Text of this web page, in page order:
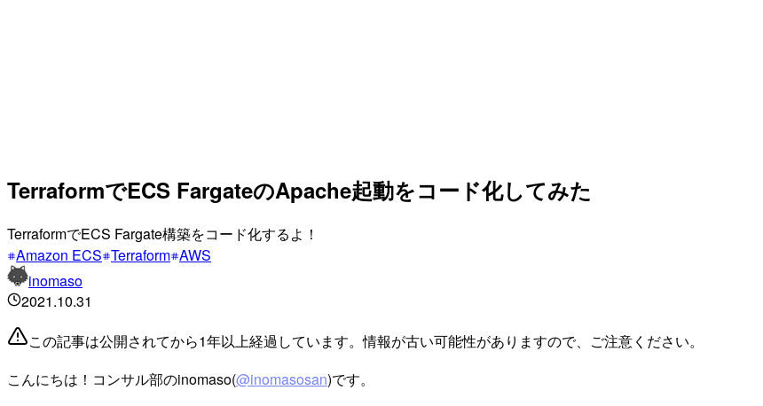
TerraformでECS FargateのApache起動をコード化してみた
TerraformでECS Fargate構築をコード化するよ！
Amazon ECS Terraform AWS
inomaso
2021.10.31
この記事は公開されてから1年以上経過しています。情報が古い可能性がありますので、ご注意ください。
こんにちは！コンサル部のinomaso(@inomasosan)です。